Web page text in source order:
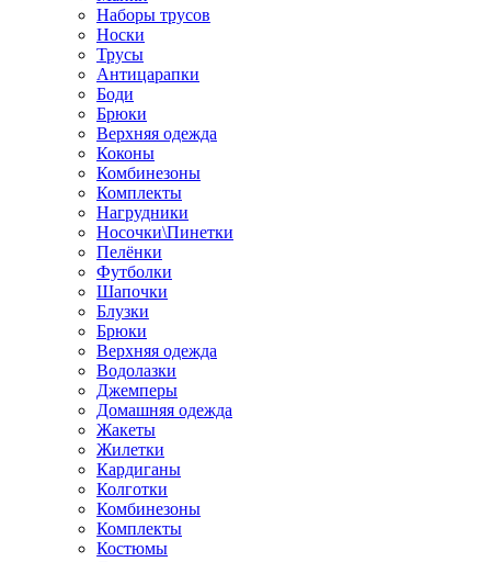
Наборы трусов
Носки
Трусы
Антицарапки
Боди
Брюки
Верхняя одежда
Коконы
Комбинезоны
Комплекты
Нагрудники
Носочки\Пинетки
Пелёнки
Футболки
Шапочки
Блузки
Брюки
Верхняя одежда
Водолазки
Джемперы
Домашняя одежда
Жакеты
Жилетки
Кардиганы
Колготки
Комбинезоны
Комплекты
Костюмы